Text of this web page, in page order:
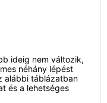
ideig nem változik,
néhány lépést
alábbi táblázatban
és a lehetséges